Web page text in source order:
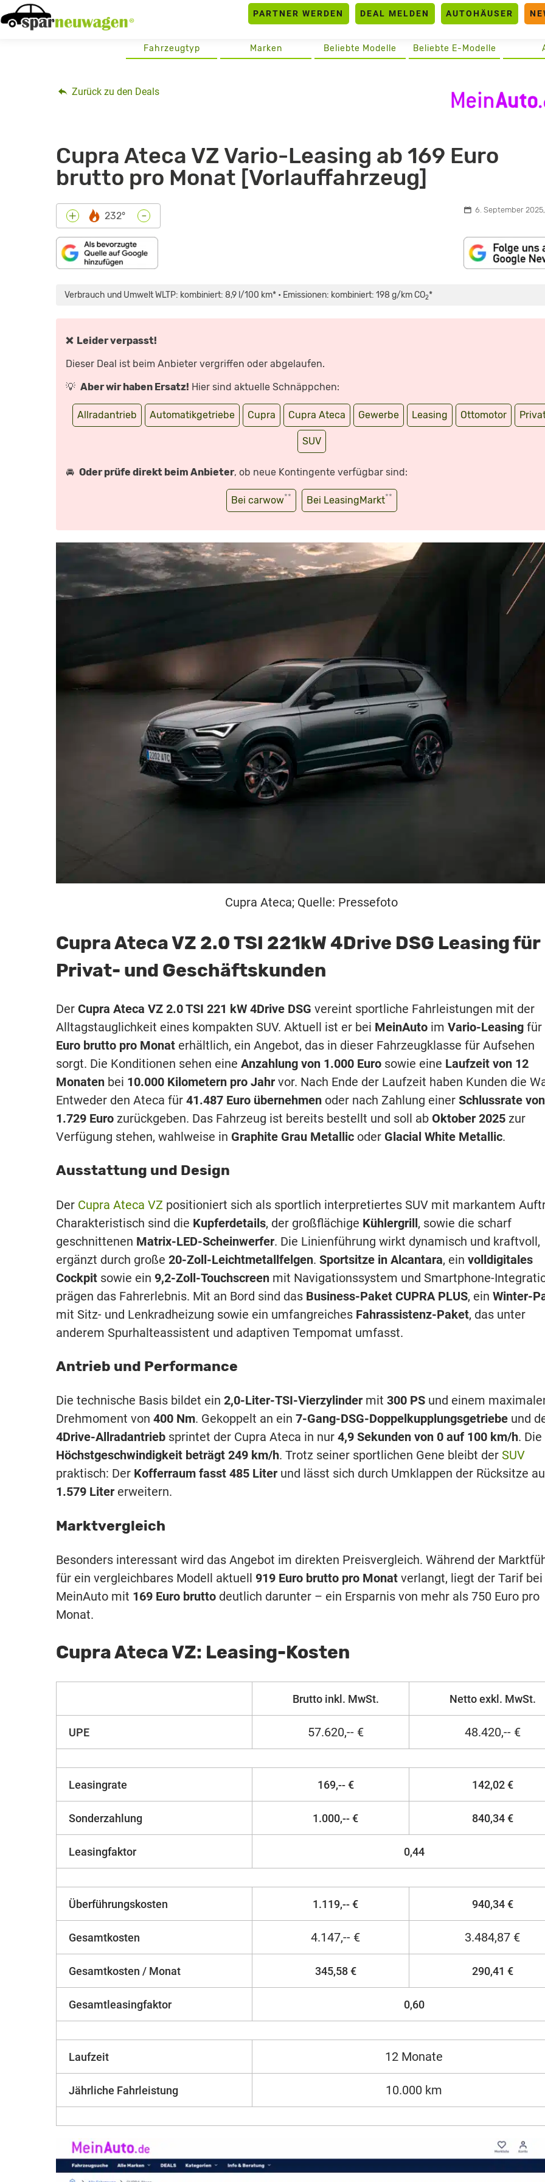
Skip
to
PARTNER WERDEN DEAL MELDEN AUTOHÄUSER
Beliebte E-Modelle
Beliebte Modelle
Marken
Fahrzeugtyp
Zurück zu den Deals
Cupra Ateca VZ Vario-Leasing ab 169 Euro
brutto pro Monat [Vorlauffahrzeug]
+ 232° - 6. September
Verbrauch und Umwelt WLTP: kombiniert: 8,9 l/100 km* • Emissionen: kombiniert: 198 g/km CO2*
❌ Leider verpasst!
Dieser Deal ist beim Anbieter vergriffen oder abgelaufen.
💡 Aber wir haben Ersatz! Hier sind aktuelle Schnäppchen:
Allradantrieb Automatikgetriebe Cupra Cupra Ateca Gewerbe Leasing Ottomotor
SUV
🚘 Oder prüfe direkt beim Anbieter, ob neue Kontingente verfügbar sind:
Bei carwow** Bei LeasingMarkt**
Cupra Ateca; Quelle: Pressefoto
Cupra Ateca VZ 2.0 TSI 221kW 4Drive DSG Leasing für
Privat- und Geschäftskunden
Der Cupra Ateca VZ 2.0 TSI 221 kW 4Drive DSG vereint sportliche Fahrleistungen mit der
Alltagstauglichkeit eines kompakten SUV. Aktuell ist er bei MeinAuto im Vario-Leasing für
Euro brutto pro Monat erhältlich, ein Angebot, das in dieser Fahrzeugklasse für Aufsehen
sorgt. Die Konditionen sehen eine Anzahlung von 1.000 Euro sowie eine Laufzeit von 12
Monaten bei 10.000 Kilometern pro Jahr vor. Nach Ende der Laufzeit haben Kunden die
Entweder den Ateca für 41.487 Euro übernehmen oder nach Zahlung einer Schlussrate von
1.729 Euro zurückgeben. Das Fahrzeug ist bereits bestellt und soll ab Oktober 2025 zur
Verfügung stehen, wahlweise in Graphite Grau Metallic oder Glacial White Metallic.
Ausstattung und Design
Der Cupra Ateca VZ positioniert sich als sportlich interpretiertes SUV mit markantem
Charakteristisch sind die Kupferdetails, der großflächige Kühlergrill, sowie die scharf
geschnittenen Matrix-LED-Scheinwerfer. Die Linienführung wirkt dynamisch und kraftvoll,
ergänzt durch große 20-Zoll-Leichtmetallfelgen. Sportsitze in Alcantara, ein volldigitales
Cockpit sowie ein 9,2-Zoll-Touchscreen mit Navigationssystem und Smartphone-
prägen das Fahrerlebnis. Mit an Bord sind das Business-Paket CUPRA PLUS, ein Winter-
mit Sitz- und Lenkradheizung sowie ein umfangreiches Fahrassistenz-Paket, das unter
anderem Spurhalteassistent und adaptiven Tempomat umfasst.
Antrieb und Performance
Die technische Basis bildet ein 2,0-Liter-TSI-Vierzylinder mit 300 PS und einem
Drehmoment von 400 Nm. Gekoppelt an ein 7-Gang-DSG-Doppelkupplungsgetriebe und
4Drive-Allradantrieb sprintet der Cupra Ateca in nur 4,9 Sekunden von 0 auf 100 km/h. Die
Höchstgeschwindigkeit beträgt 249 km/h. Trotz seiner sportlichen Gene bleibt der SUV
praktisch: Der Kofferraum fasst 485 Liter und lässt sich durch Umklappen der Rücksitze
1.579 Liter erweitern.
Marktvergleich
Besonders interessant wird das Angebot im direkten Preisvergleich. Während der
für ein vergleichbares Modell aktuell 919 Euro brutto pro Monat verlangt, liegt der Tarif bei
MeinAuto mit 169 Euro brutto deutlich darunter – ein Ersparnis von mehr als 750 Euro pro
Monat.
Cupra Ateca VZ: Leasing-Kosten
Brutto inkl. MwSt. Netto exkl. MwSt.
UPE 57.620,-- € 48.420,-- €
Leasingrate 169,-- € 142,02 €
Sonderzahlung 1.000,-- € 840,34 €
Leasingfaktor 0,44
Überführungskosten 1.119,-- € 940,34 €
Gesamtkosten 4.147,-- € 3.484,87 €
Gesamtkosten / Monat 345,58 € 290,41 €
Gesamtleasingfaktor 0,60
Laufzeit 12 Monate
Jährliche Fahrleistung 10.000 km
DIE
WIRKLICH
SEAT
AUTO
SPORT“
ANZEIGEN